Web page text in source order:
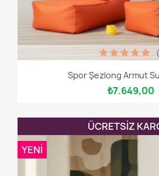
Spor Şezlong Armut
₺7.649,00
ÜCRETSIZ
YENI